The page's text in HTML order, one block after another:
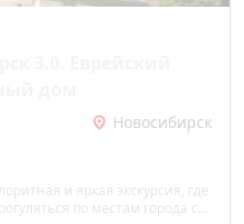
Новосибирск
и яркая экскурсия, где
по местам города с